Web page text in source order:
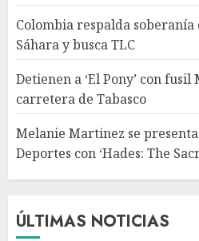
Colombia respalda
Sáhara y busca TLC
Detienen a ‘El Pony’ con
carretera de Tabasco
Melanie Martinez se
Deportes con ‘Hades: The
ÚLTIMAS NOTICIAS
5
Melanie
AGOSTO
1
Lionel, a